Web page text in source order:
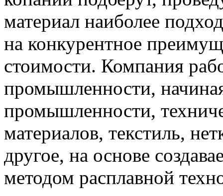
материал наиболее
на конкурентное
стоимости. Компания
промышленности,
промышленности,
материалов, текстиль,
другое, на основе
методом расплавной